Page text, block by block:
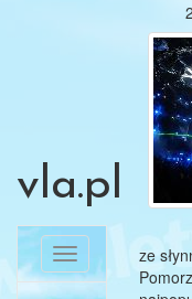
vla.pl
Toggle
navigation
ze